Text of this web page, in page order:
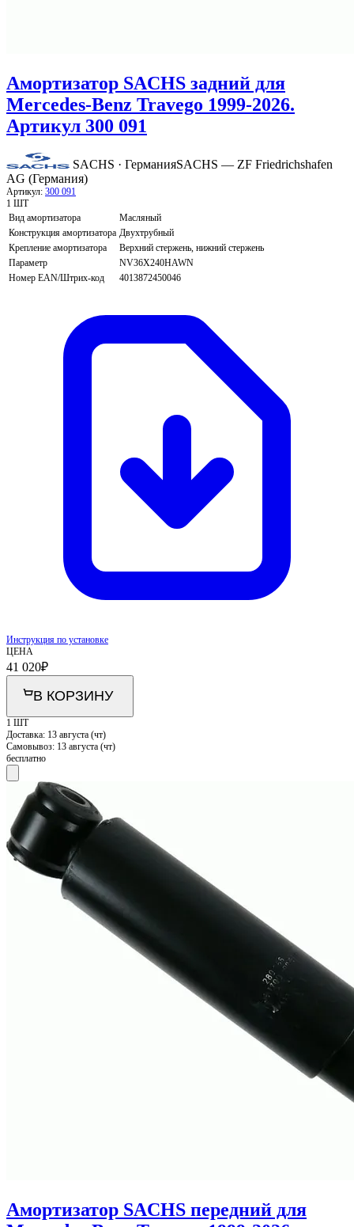
Амортизатор SACHS задний для
Mercedes-Benz Travego 1999-2026.
Артикул 300 091
SACHS · ГерманияSACHS — ZF Friedrichshafen
AG (Германия)
Артикул: 300 091
1 ШТ
Вид амортизатора
Масляный
Конструкция амортизатора Двухтрубный
Крепление амортизатора
Верхний стержень, нижний стержень
Параметр
NV36X240HAWN
Номер EAN/Штрих-код
4013872450046
Инструкция по установке
ЦЕНА
41 020₽
В КОРЗИНУ
1 ШТ
Доставка: 13 августа (чт)
Самовывоз: 13 августа (чт)
бесплатно
Амортизатор SACHS передний для